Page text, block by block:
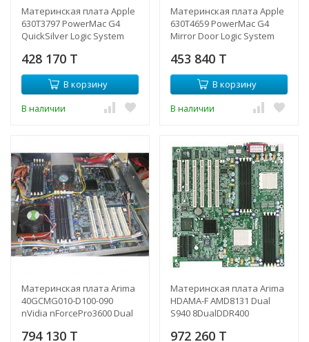
Материнская плата Apple
630T3797 PowerMac G4
QuickSilver Logic System
428 170 T
В корзину
В наличии
Материнская плата Apple
630T4659 PowerMac G4
Mirror Door Logic System
453 840 T
В корзину
В наличии
Материнская плата Arima
40GCMG010-D100-090
nVidia nForcePro3600 Dual
U133 PCI-E16x PCI GbLAN E-
794 130 T
Материнская плата Arima
HDAMA-F AMD8131 Dual
S940 8DualDDR400
SVGA 2xGbLAN E-ATX
972 260 T